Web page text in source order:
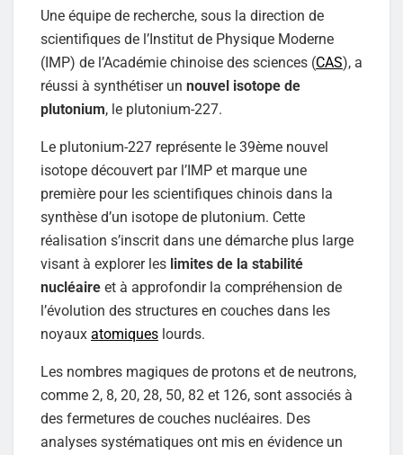
Une équipe de recherche, sous la direction de
scientifiques de l’Institut de Physique Moderne
(IMP) de l’Académie chinoise des sciences (CAS), a
réussi à synthétiser un nouvel isotope de
plutonium, le plutonium-227.
Le plutonium-227 représente le 39ème nouvel
isotope découvert par l’IMP et marque une
première pour les scientifiques chinois dans la
synthèse d’un isotope de plutonium. Cette
réalisation s’inscrit dans une démarche plus large
visant à explorer les limites de la stabilité
nucléaire et à approfondir la compréhension de
l’évolution des structures en couches dans les
noyaux atomiques lourds.
Les nombres magiques de protons et de neutrons,
comme 2, 8, 20, 28, 50, 82 et 126, sont associés à
des fermetures de couches nucléaires. Des
analyses systématiques ont mis en évidence un